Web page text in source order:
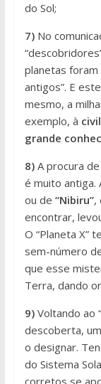
do Sol;
7)No
planetas
antigos”. E
mesmo, a
exemplo, à
grande
8)A procura
é muito antiga.
ou de “Nibiru”,
encontrar,
O “Planeta X”
sem-número
que esse
Terra, dando
9)Voltando ao
descoberta,
o designar.
do Sistema